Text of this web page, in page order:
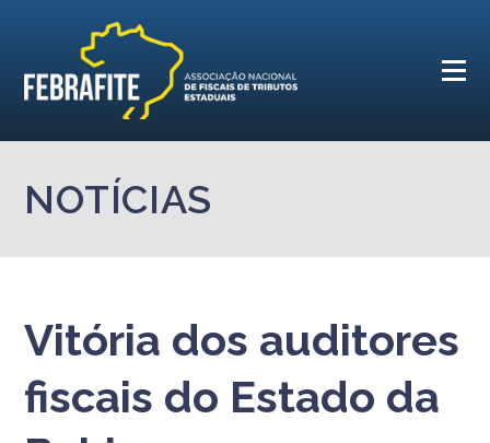
NOTÍCIAS
Vitória dos auditores
fiscais do Estado da